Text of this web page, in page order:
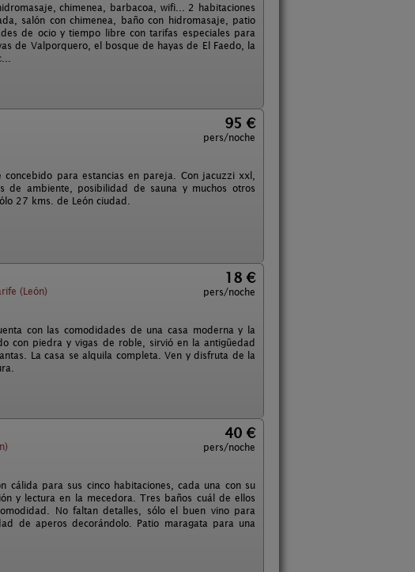
chimenea, barbacoa, wifi... 2 habitaciones
salón con chimenea, baño con hidromasaje, patio
de ocio y tiempo libre con tarifas especiales para
de Valporquero, el bosque de hayas de El Faedo, la
95 €
pers/noche
para estancias en pareja. Con jacuzzi xxl,
ambiente, posibilidad de sauna y muchos otros
27 kms. de León ciudad.
(León)
18 €
pers/noche
con las comodidades de una casa moderna y la
con piedra y vigas de roble, sirvió en la antigüedad
La casa se alquila completa. Ven y disfruta de la
40 €
pers/noche
cálida para sus cinco habitaciones, cada una con su
y lectura en la mecedora. Tres baños cuál de ellos
No faltan detalles, sólo el buen vino para
de aperos decorándolo. Patio maragata para una